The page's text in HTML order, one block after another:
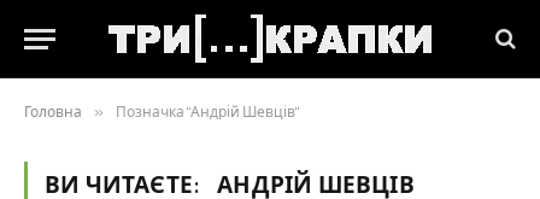
Головна » Позначка "Андрій Шевців"
ВИ ЧИТАЄТЕ: АНДРІЙ ШЕВЦІВ